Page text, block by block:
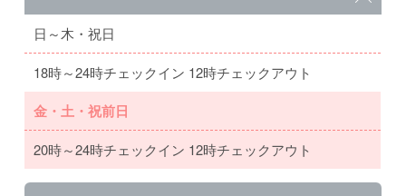
日～木・祝日
18時～24時チェックイン 12時チェックアウト
金・土・祝前日
20時～24時チェックイン 12時チェックアウト